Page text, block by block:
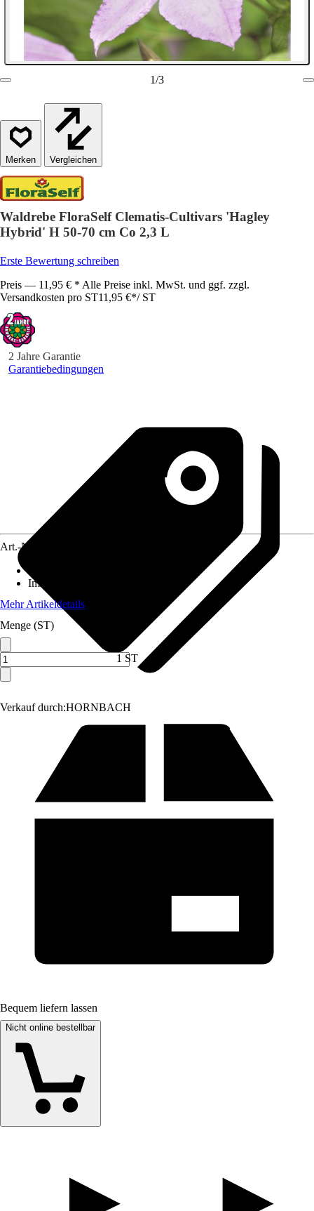
1/3
Vergleichen
Waldrebe FloraSelf Clematis-Cultivars 'Hagley
Hybrid' H 50-70 cm Co 2,3 L
Erste Bewertung schreiben
Preis — 11,95 € * Alle Preise inkl. MwSt. und ggf. zzgl.
Versandkosten pro ST11,95 €*/ ST
2 Jahre Garantie
Garantiebedingungen
Verkauf durch:HORNBACH
Art.-Nr.
Immergrün
Mehr Artikeldetails
Menge (ST)
1 ST
Bequem liefern lassen
Nicht online bestellbar